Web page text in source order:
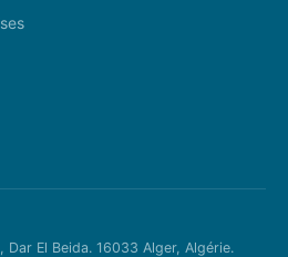
Dar El Beida. 16033 Alger, Algérie.